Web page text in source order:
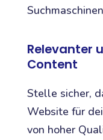
Relevanter
Content
Stelle sicher,
Website für
von hoher